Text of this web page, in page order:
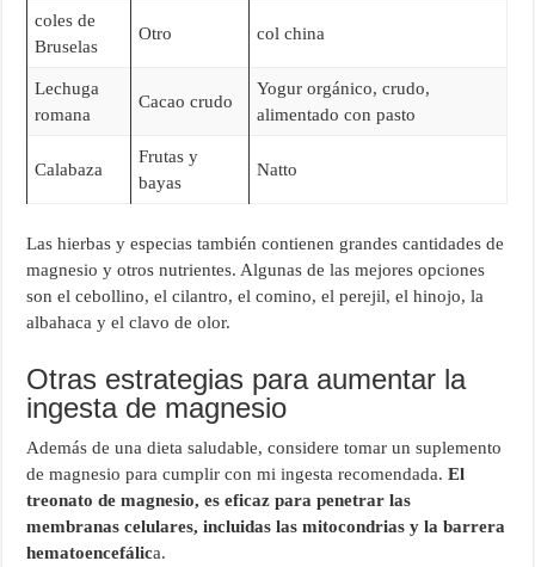
coles de
Bruselas
Otro col china
Lechuga
romana
Cacao crudo
Yogur orgánico, crudo,
alimentado con pasto
Calabaza
Frutas y
bayas
Natto
Las hierbas y especias también contienen grandes cantidades de
magnesio y otros nutrientes. Algunas de las mejores opciones
son el cebollino, el cilantro, el comino, el perejil, el hinojo, la
albahaca y el clavo de olor.
Otras estrategias para aumentar la
ingesta de magnesio
Además de una dieta saludable, considere tomar un suplemento
de magnesio para cumplir con mi ingesta recomendada.El
treonato de magnesio, es eficaz para penetrar las
membranas celulares, incluidas las mitocondrias y la barrera
hematoencefálica.